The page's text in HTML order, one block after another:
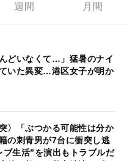
週間 月間
どいなくて…」猛暑のナイ
いた異変…港区女子が明か
〉「ぶつかる可能性は分か
の刺青男が7台に衝突し逃
生活”を演出もトラブルだ